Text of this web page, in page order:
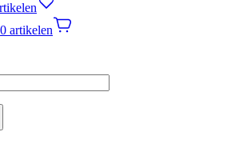
0 artikelen